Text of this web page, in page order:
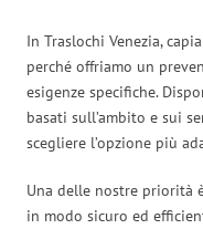
In Traslochi Venezia,
perché offriamo un
esigenze specifiche.
basati sull’ambito e sui
scegliere l’opzione più
Una delle nostre priorità
in modo sicuro ed